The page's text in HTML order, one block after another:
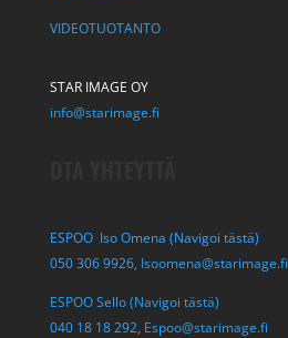
VIDEOTUOTANTO
STAR IMAGE OY
info@starimage.fi
ESPOO Iso Omena (Navigoi tästä)
050 306 9926, Isoomena@starimage.fi
ESPOO Sello (Navigoi tästä)
040 18 18 292, Espoo@starimage.fi